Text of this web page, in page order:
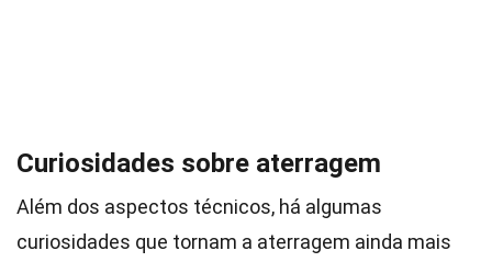
Curiosidades sobre aterragem
Além dos aspectos técnicos, há algumas
curiosidades que tornam a aterragem ainda mais